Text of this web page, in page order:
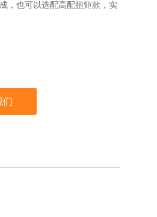
，也可以选配高配扭矩款，实
们